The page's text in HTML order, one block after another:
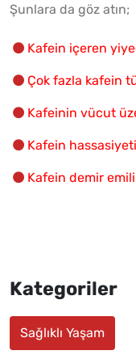
Şunlara da göz atın;
Kafein içeren
Çok fazla kafein
Kafeinin vücut
Kafein
Kafein demir
Kategoriler
Sağlıklı Yaşam